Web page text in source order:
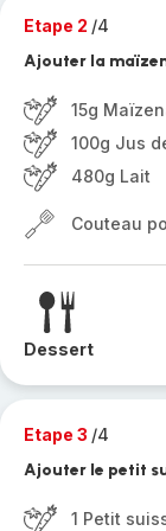
Etape 2 /4
Ajouter la
15g
100g Jus
480g Lait
Couteau
Dessert
Etape 3 /4
Ajouter le petit
1 Petit